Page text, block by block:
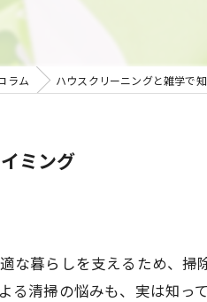
吉川
ラム ハウスクリーニングと雑学で
ミング
な暮らしを支えるため、掃
清掃の悩みも、実は知っ